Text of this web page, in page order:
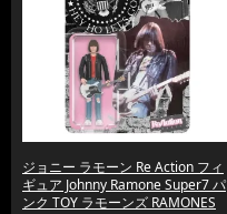
ジョニー ラモーン Re Action フィ
ギュア Johnny Ramone Super7 パ
ンク TOY ラモーンズ RAMONES